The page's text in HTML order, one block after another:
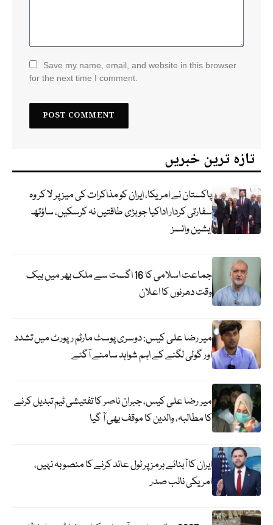
Save my name, email, and website in this browser
for the next time I comment.
تازہ ترین خبریں
پاکستان نے امریکا، ایران کو مذاکرات کی میز پر لا کر وہ
سفارتی کردار اداکیا جو بڑی طاقتیں نہ کرسکیں، ساؤتھ
ایشین وائسز
جماعت اسلامی کا 16 اگست سے ملک بھر میں بیک
وقت دھرنوں کا اعلان
میر رضا علی کیس: دوسری پوسٹ مارٹم رپورٹ میں تشدد
اور گولی لگنے کے اہم شواہد سامنے آگئے
میر رضا علی کیس، جبران ناصر کا تفتیشی ٹیم تبدیل کرنے
کا مطالبہ، والدین کا موقف بھی آ گیا
ایران کا آبنائے ہرمز پر ٹول عائد کرنے کا منصوبہ نہیں،
امریکی نائب صدر